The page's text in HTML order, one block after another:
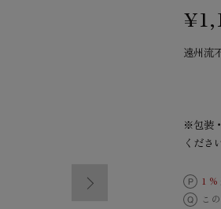
遠州流
※包装
くださ
1 %
こ